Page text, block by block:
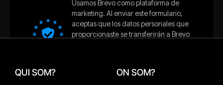
QUI SOM? ON SOM?